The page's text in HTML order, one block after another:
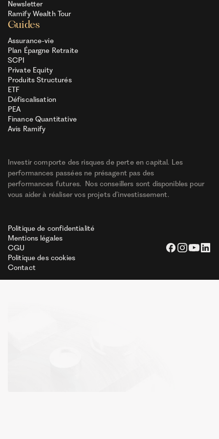
Newsletter
Ramify Wealth Tour
Guides
Assurance-vie
Plan Épargne Retraite
SCPI
Private Equity
Produits Structurés
ETF
Défiscalisation
PEA
Finance Quantitative
Avis Ramify
Investir comporte des risques de perte en capital. Les
performances passées ne présagent pas des
performances futures. Nos conseillers sont disponibles pour
vous aider à réaliser vos projets d’investissement.
Politique de confidentialité
Mentions légales
CGU
Politique des cookies
Contact